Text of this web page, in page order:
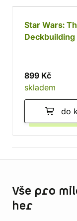
Star Wars:
Deckbuilding
899 Kč
skladem
do
Vše pro
her